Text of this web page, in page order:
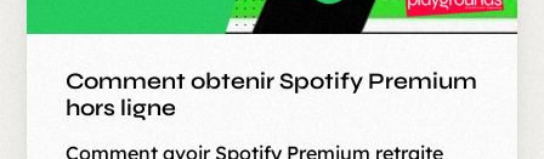
Comment obtenir Spotify Premium
hors ligne
Comment avoir Spotify Premium retraite